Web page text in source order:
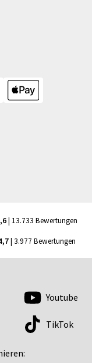
| 13.733 Bewertungen
| 3.977 Bewertungen
Youtube
TikTok